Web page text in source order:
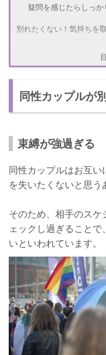
疑問を感じたらしっか
別れたくない！気持ちを
別れなくてはいけない理
結婚したくなったら
男性との恋愛に目覚めた
気持ちは変わるもの
同性カップルが
束縛が強過ぎる
同性カップルはお互
を失いたくないと思う
そのため、相手のス
ェックし過ぎること
いといわれています。